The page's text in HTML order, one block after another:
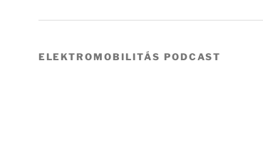
ELEKTROMOBILITÁS PODCAST